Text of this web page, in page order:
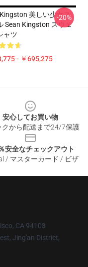
美しい少女ス
Sean Kingston スウェ
ャツ
- ￥695,275
-20%
安心してお買い物
クから配送まで24/7保護
安全なチェックアウト
/ マスターカード / ビザ
CA 94103
Jing'an District,